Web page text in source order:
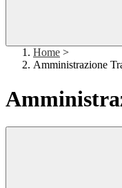
Home >
Amministrazione